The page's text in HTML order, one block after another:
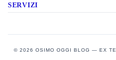
SERVIZI
© 2026 OSIMO OGGI BLOG — EX